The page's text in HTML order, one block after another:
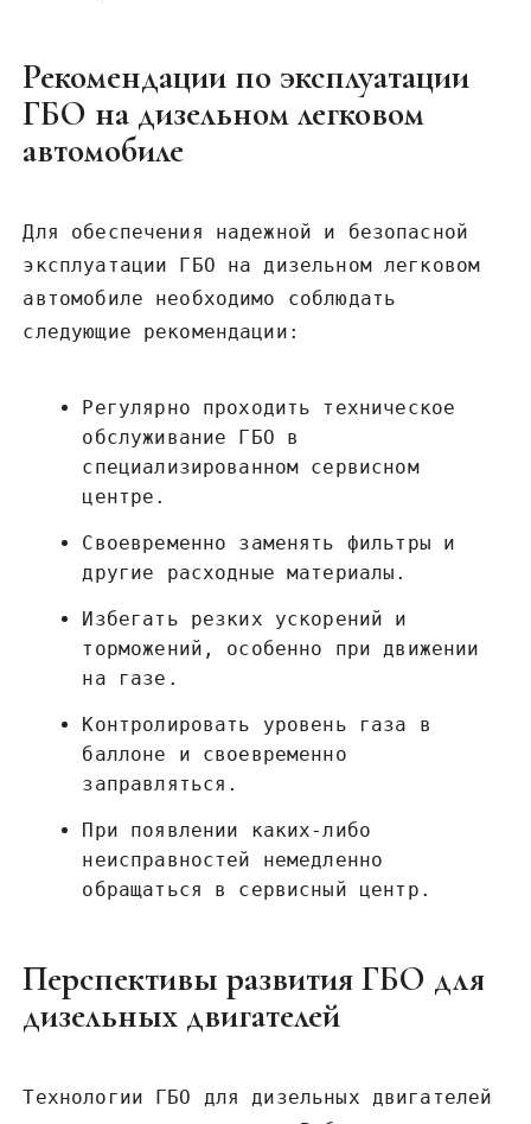
Рекомендации по эксплуатации
ГБО на дизельном легковом
автомобиле
Для обеспечения надежной и безопасной
эксплуатации ГБО на дизельном легковом
автомобиле необходимо соблюдать
следующие рекомендации:
Регулярно проходить техническое
обслуживание ГБО в
специализированном сервисном
центре.
Своевременно заменять фильтры и
другие расходные материалы.
Избегать резких ускорений и
торможений, особенно при движении
на газе.
Контролировать уровень газа в
баллоне и своевременно
заправляться.
При появлении каких-либо
неисправностей немедленно
обращаться в сервисный центр.
Перспективы развития ГБО для
дизельных двигателей
Технологии ГБО для дизельных двигателей